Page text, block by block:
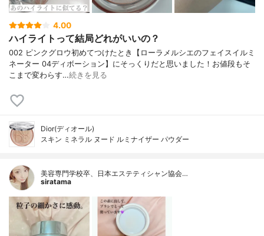
4.00
ハイライトって結局どれがいいの？
002 ピンクグロウ初めてつけたとき【ローラメルシエのフェイスイルミ
ネーター 04ディボーション】にそっくりだと思いました！お値段もそ
こまで変わらす…続きを見る
Dior(ディオール)
スキン ミネラル ヌード ルミナイザー パウダー
美容専門学校卒、日本エステティシャン協会…
siratama